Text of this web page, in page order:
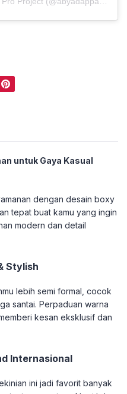
untuk Gaya Kasual
dengan desain boxy
tepat buat kamu yang ingin
modern dan detail
Stylish
lebih semi formal, cocok
santai. Perpaduan warna
kesan eksklusif dan
Internasional
ini jadi favorit banyak